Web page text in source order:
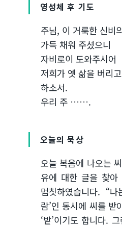
영성체 후 기도
주님, 이 거룩한 신비
가득 채워 주셨으니
자비로이 도와주시어
저희가 옛 삶을 버리
하소서.
우리 주 …….
오늘의 묵상
오늘 복음에 나오는
유에 대한 글을 찾
멈칫하였습니다. “
람’인 동시에 씨를 받
‘밭’이기도 합니다.